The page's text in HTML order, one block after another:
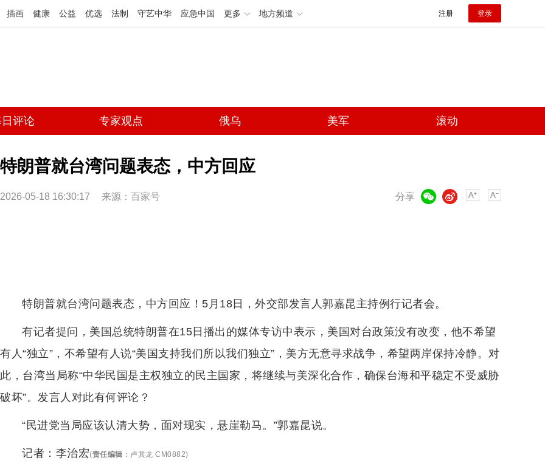
插画 健康 公益 优选 法制 守艺中华 应急中国 更多 地方频道 注册 登录
评论 专家观点 俄乌 美军 滚动
特朗普就台湾问题表态，中方回应
2026-05-18 16:30:17 来源： 百家号 分享
微博
特朗普就台湾问题表态，中方回应！5月18日，外交部发言人郭嘉昆主持例行记者会。
有记者提问，美国总统特朗普在15日播出的媒体专访中表示，美国对台政策没有改变，他不希望
有人“独立”，不希望有人说“美国支持我们所以我们独立”，美方无意寻求战争，希望两岸保持冷静。对
此，台湾当局称“中华民国是主权独立的民主国家，将继续与美深化合作，确保台海和平稳定不受威胁
破坏”。发言人对此有何评论？
“民进党当局应该认清大势，面对现实，悬崖勒马。”郭嘉昆说。
记者：李治宏(责任编辑 ： 卢其龙 CM0882)